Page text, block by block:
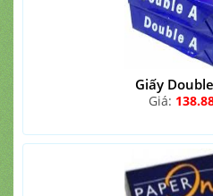
Giấy
Giá: